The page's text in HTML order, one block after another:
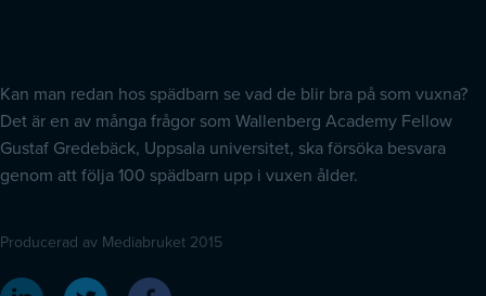
Kan man redan hos spädbarn se vad de blir bra på som vuxna?
Det är en av många frågor som Wallenberg Academy Fellow
Gustaf Gredebäck, Uppsala universitet, ska försöka besvara
genom att följa 100 spädbarn upp i vuxen ålder.
Producerad av Mediabruket 2015